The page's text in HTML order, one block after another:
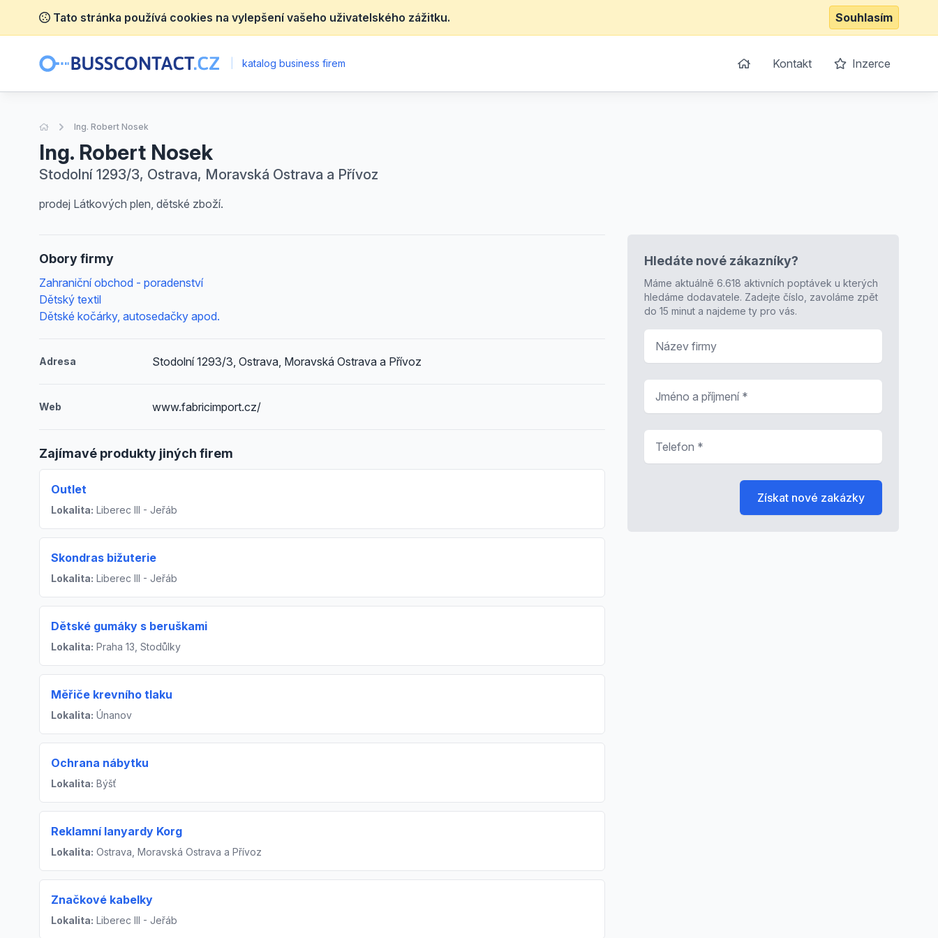
Tato stránka používá cookies na vylepšení vašeho uživatelského zážitku. Souhlasím
katalog business firem Kontakt Inzerce
Úvodní stránka
Ing. Robert Nosek
Ing. Robert Nosek
Stodolní 1293/3, Ostrava, Moravská Ostrava a Přívoz
prodej Látkových plen, dětské zboží.
Obory firmy
Zahraniční obchod - poradenství
Dětský textil
Dětské kočárky, autosedačky apod.
Adresa Stodolní 1293/3, Ostrava, Moravská Ostrava a Přívoz
Web www.fabricimport.cz/
Zajímavé produkty jiných firem
Outlet
Lokalita: Liberec III - Jeřáb
Skondras bižuterie
Lokalita: Liberec III - Jeřáb
Dětské gumáky s beruškami
Lokalita: Praha 13, Stodůlky
Měřiče krevního tlaku
Lokalita: Únanov
Ochrana nábytku
Lokalita: Býšť
Reklamní lanyardy Korg
Lokalita: Ostrava, Moravská Ostrava a Přívoz
Značkové kabelky
Lokalita: Liberec III - Jeřáb
Hledáte nové zákazníky?
Máme aktuálně 6.618 aktivních poptávek u kterých
hledáme dodavatele. Zadejte číslo, zavoláme zpět
do 15 minut a najdeme ty pro vás.
Získat nové zakázky